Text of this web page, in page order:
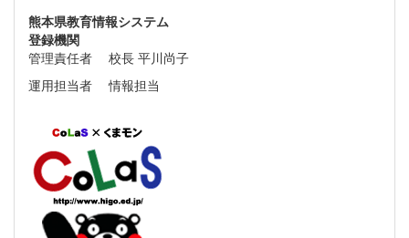
熊本県教育情報システム
登録機関
管理責任者 校長 平川尚子
運用担当者 情報担当